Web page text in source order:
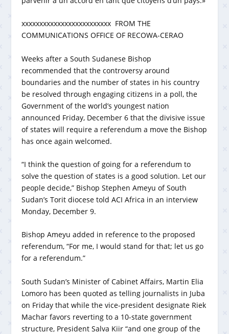
xxxxxxxxxxxxxxxxxxxxxxxxx FROM THE
COMMUNICATIONS OFFICE OF RECOWA-CERAO
Weeks after a South Sudanese Bishop
recommended that the controversy around
boundaries and the number of states in his country
be resolved through engaging citizens in a poll, the
Government of the world’s youngest nation
announced Friday, December 6 that the divisive issue
of states will require a referendum a move the Bishop
has once again welcomed.
“I think the question of going for a referendum to
solve the question of states is a good solution. Let our
people decide,” Bishop Stephen Ameyu of South
Sudan’s Torit diocese told ACI Africa in an interview
Monday, December 9.
Bishop Ameyu added in reference to the proposed
referendum, “For me, I would stand for that; let us go
for a referendum.”
South Sudan’s Minister of Cabinet Affairs, Martin Elia
Lomoro has been quoted as telling journalists in Juba
on Friday that while the vice-president designate Riek
Machar favors reverting to a 10-state government
structure, President Salva Kiir “and one group of the